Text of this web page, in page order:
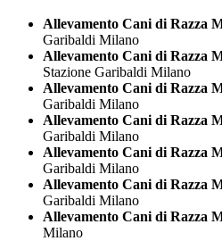
Allevamento Cani di Razza
Garibaldi Milano
Allevamento Cani di Razza
Stazione Garibaldi Milano
Allevamento Cani di Razza
Garibaldi Milano
Allevamento Cani di Razza
Garibaldi Milano
Allevamento Cani di Razza
Garibaldi Milano
Allevamento Cani di Razza
Garibaldi Milano
Allevamento Cani di Razza
Milano